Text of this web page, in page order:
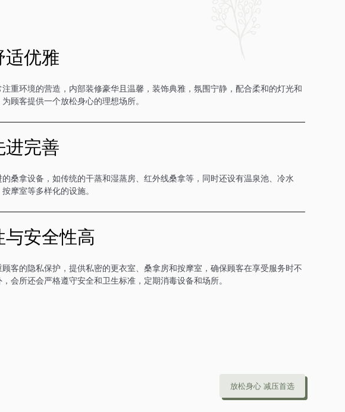
适优雅
重环境的营造，内部装修豪华且温馨，装饰典雅，氛围宁静，配合柔和的灯光和
顾客提供一个放松身心的理想场所。
进完善
桑拿设备，如传统的干蒸和湿蒸房、红外线桑拿等，同时还设有温泉池、冷水
摩室等多样化的设施。
与安全性高
客的隐私保护，提供私密的更衣室、桑拿房和按摩室，确保顾客在享受服务时不
会所还会严格遵守安全和卫生标准，定期消毒设备和场所。
放松身心 减压首选